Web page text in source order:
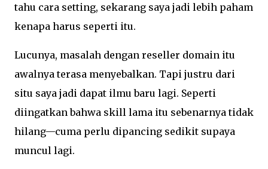
tahu cara setting, sekarang saya jadi lebih paham
kenapa harus seperti itu.
Lucunya, masalah dengan reseller domain itu
awalnya terasa menyebalkan. Tapi justru dari
situ saya jadi dapat ilmu baru lagi. Seperti
diingatkan bahwa skill lama itu sebenarnya tidak
hilang—cuma perlu dipancing sedikit supaya
muncul lagi.